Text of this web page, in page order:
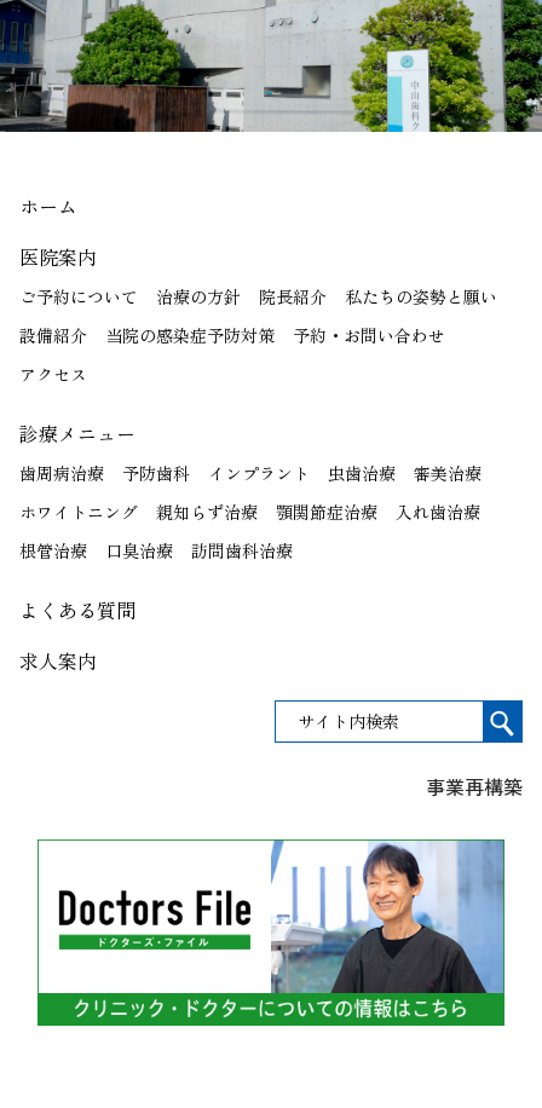
ホーム
医院案内
ご予約について 治療の方針 院長紹介
私たちの姿勢と願い
設備紹介
当院の感染症予防対策
予約・お問い合わせ
アクセス
診療メニュー
歯周病治療 予防歯科 インプラント 虫歯治療
審美治療
ホワイトニング
親知らず治療 顎関節症治療
入れ歯治療
根管治療
口臭治療 訪問歯科治療
よくある質問
求人案内
事業再構築